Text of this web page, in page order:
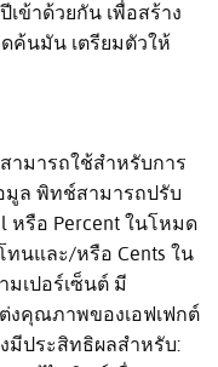
ข้าด้วยกัน เพื่อสร้าง
ค้นมัน เตรียมตัวให้
ามารถใช้สำหรับการ
ล พิทช์สามารถปรับ
หรือ Percent ในโหมด
ทนและ/หรือ Cents ใน
เปอร์เซ็นต์ มี
งคุณภาพของเอฟเฟกต์
มีประสิทธิผลสำหรับ: